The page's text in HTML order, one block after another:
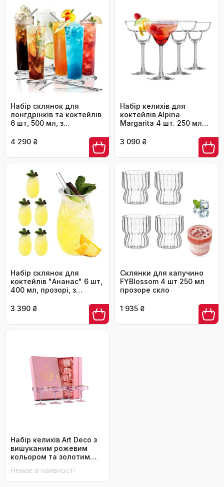
лонгдрінків та стильних
заходів, 300 мл
Набір склянок для
лонгдрінків та коктейлів
6 шт, 500 мл, з
4 290 ₴
Набір келихів для
коктейлів Alpina
Margarita 4 шт. 250 мл
та екзотичних напоїв
3 090 ₴
Набір склянок для
коктейлів "Ананас" 6 шт,
400 мл, прозорі, з
для вечірок, соку, Лонг-
дрінк, у формі ананаса
3 390 ₴
Склянки для капучино
FYBlossom 4 шт 250 мл
прозоре скло
1 935 ₴
Набір келихів Art Deco з
вишуканим рожевим
кольором та золотим
Для шампанського,
коктейлів (Espresso
Немає в наявності